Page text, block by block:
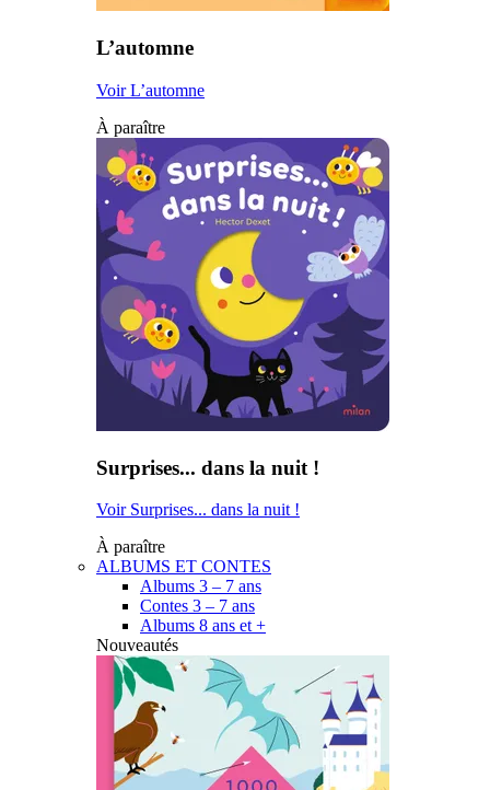
L’automne
Voir L’automne
À paraître
Surprises... dans la nuit !
Voir Surprises... dans la nuit !
À paraître
ALBUMS ET CONTES
Albums 3 – 7 ans
Contes 3 – 7 ans
Albums 8 ans et +
Nouveautés